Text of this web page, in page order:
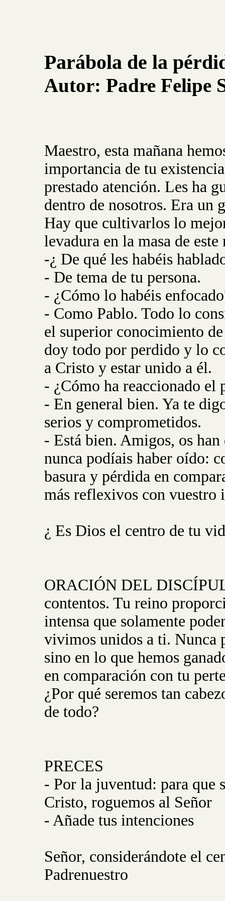
Parábola de la
Autor: Padre Felipe
Maestro, esta mañana
importancia de tu
prestado atención. Les ha
dentro de nosotros. Era un
Hay que cultivarlos lo
levadura en la masa de este
-¿ De qué les habéis
- De tema de tu persona.
- ¿Cómo lo habéis
- Como Pablo. Todo lo
el superior conocimiento
doy todo por perdido y lo
a Cristo y estar unido a él.
- ¿Cómo ha reaccionado el
- En general bien. Ya te
serios y comprometidos.
- Está bien. Amigos, os
nunca podíais haber oído:
basura y pérdida en
más reflexivos con vuestro
¿ Es Dios el centro de tu
ORACIÓN DEL
contentos. Tu reino
intensa que solamente
vivimos unidos a ti. Nunca
sino en lo que hemos
en comparación con tu
¿Por qué seremos tan
de todo?
PRECES
- Por la juventud: para que
Cristo, roguemos al Señor
- Añade tus intenciones
Señor, considerándote el
Padrenuestro